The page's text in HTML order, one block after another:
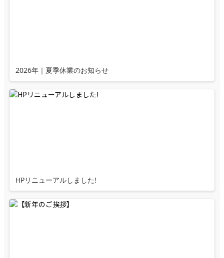
2026年｜夏季休業のお知らせ
HPリニューアルしました!